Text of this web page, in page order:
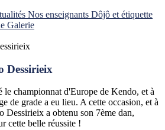
Nos enseignants Dôjô et étiquette
Galerie
Dessirieix
le championnat d'Europe de Kendo, et à
de grade a eu lieu. A cette occasion, et à
Dessirieix a obtenu son 7ème dan,
cette belle réussite !